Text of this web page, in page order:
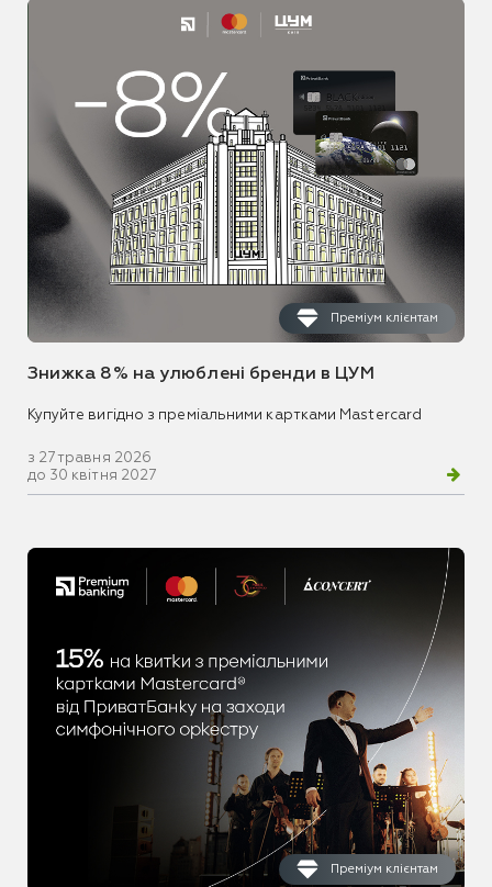
Преміум клієнтам
Знижка 8% на улюблені бренди в ЦУМ
Купуйте вигідно з преміальними картками Mastercard
з 27 травня 2026
до 30 квітня 2027
Преміум клієнтам